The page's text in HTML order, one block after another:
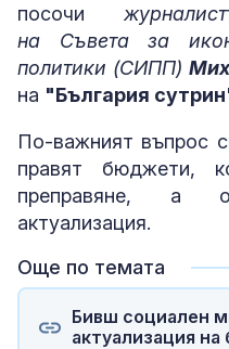
посочи
на Съвета за
политики (СИПП)
на "България
По-важният въпрос
правят бюджети,
преправяне, а
актуализация.
Още по темата
Бивш социален
актуализация